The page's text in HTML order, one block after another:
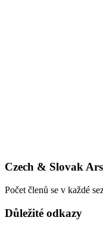
Czech & Slovak
Počet členů se v každé
Důležité odkazy